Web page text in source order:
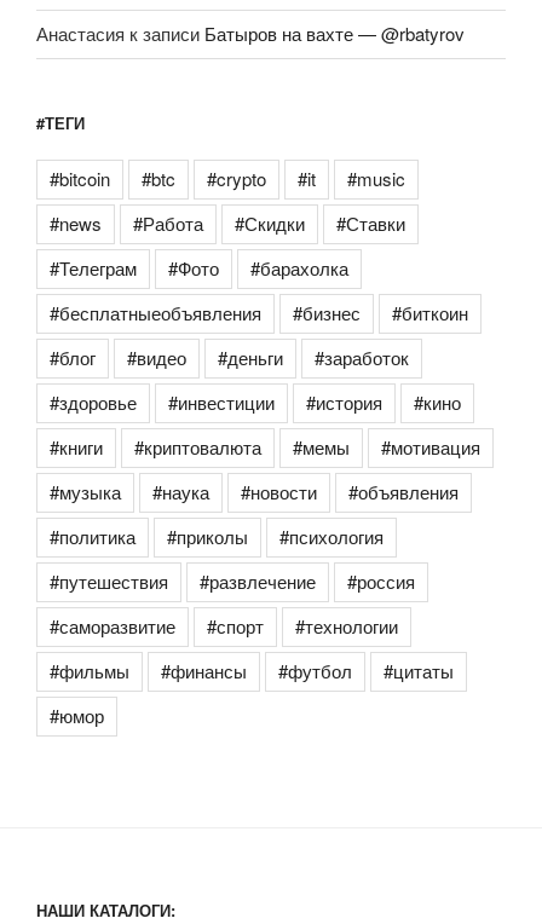
Анастасия к записи Батыров на вахте — @rbatyrov
#ТЕГИ
#bitcoin #btc #crypto #it
#music
#news
#Работа #Скидки
#Ставки
#Телеграм
#Фото
#барахолка
#бесплатныеобъявления
#бизнес
#биткоин
#блог
#видео #деньги
#заработок
#здоровье
#инвестиции #история
#кино
#книги
#криптовалюта #мемы
#мотивация
#музыка
#наука #новости
#объявления
#политика
#приколы
#психология
#путешествия
#развлечение
#россия
#саморазвитие
#спорт
#технологии
#фильмы
#финансы #футбол
#цитаты
#юмор
НАШИ КАТАЛОГИ: